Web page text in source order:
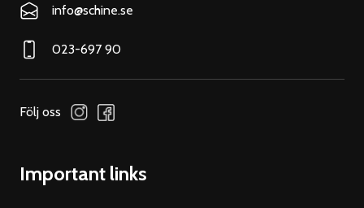
info@schine.se
023-697 90
Följ oss
Important links